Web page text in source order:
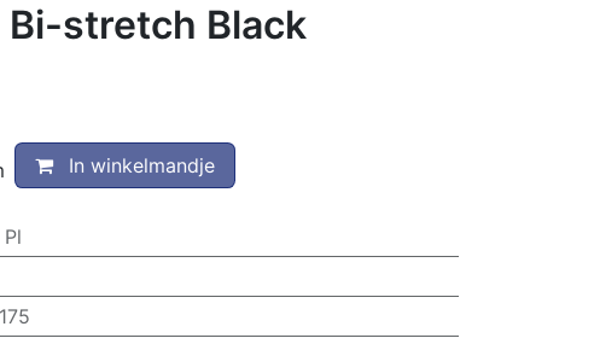
stretch Black
In winkelmandje
Pl
175